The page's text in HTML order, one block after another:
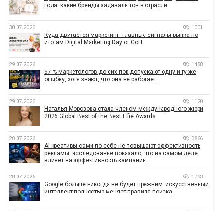
года: какие бренды задавали тон в отрасли
30.07.2026 1001
Куда двигается маркетинг: главные сигналы рынка по
итогам Digital Marketing Day от GoIT
29.07.2026 1458
67 % маркетологов до сих пор допускают одну и ту же
ошибку, хотя знают, что она не работает
29.07.2026 1120
Наталья Морозова стала членом международного жюри
2026 Global Best of the Best Effie Awards
28.07.2026 3866
AI-креативы сами по себе не повышают эффективность
рекламы: исследование показало, что на самом деле
влияет на эффективность кампаний
28.07.2026 1753
Google больше никогда не будет прежним: искусственный
интеллект полностью меняет правила поиска